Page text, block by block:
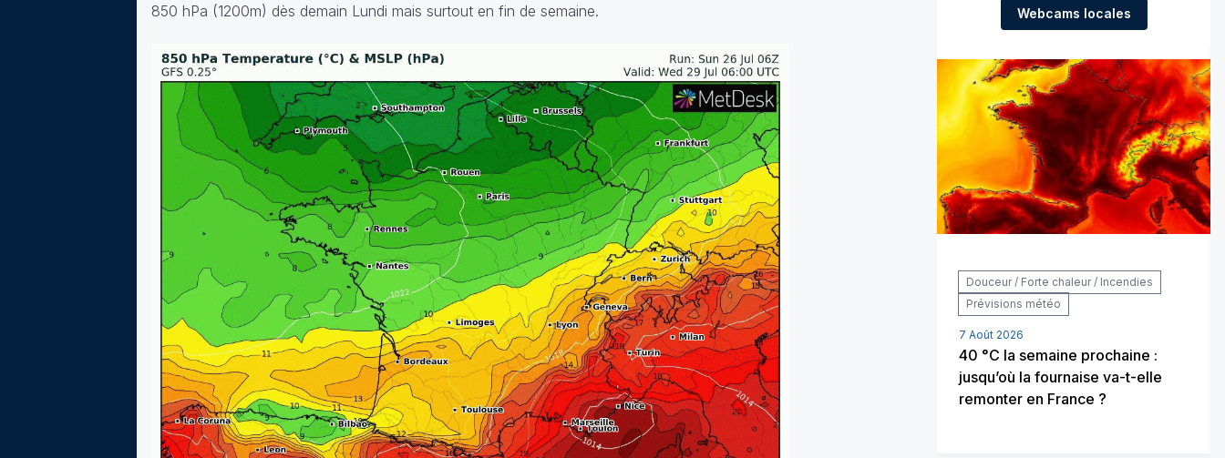
850 hPa (1200m) dès demain Lundi mais surtout en fin de semaine.
Webcams locales
Douceur / Forte chaleur / Incendies
Prévisions météo
7 Août 2026
40 °C la semaine prochaine :
jusqu’où la fournaise va-t-elle
remonter en France ?